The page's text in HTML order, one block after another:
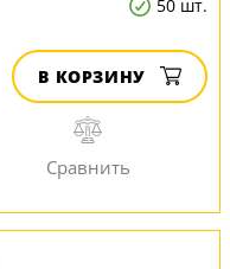
50 шт.
В КОРЗИНУ